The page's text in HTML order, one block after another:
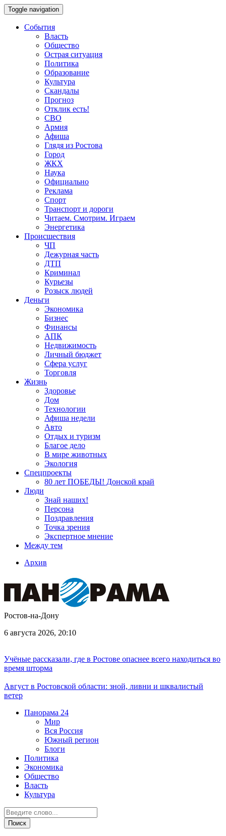
Toggle navigation
События
Власть
Общество
Острая ситуация
Политика
Образование
Культура
Скандалы
Прогноз
Отклик есть!
СВО
Армия
Афиша
Глядя из Ростова
Город
ЖКХ
Наука
Официально
Реклама
Спорт
Транспорт и дороги
Читаем. Смотрим. Играем
Энергетика
Происшествия
ЧП
Дежурная часть
ДТП
Криминал
Курьезы
Розыск людей
Деньги
Экономика
Бизнес
Финансы
АПК
Недвижимость
Личный бюджет
Сфера услуг
Торговля
Жизнь
Здоровье
Дом
Технологии
Афиша недели
Авто
Отдых и туризм
Благое дело
В мире животных
Экология
Спецпроекты
80 лет ПОБЕДЫ! Донской край
Люди
Знай наших!
Персона
Поздравления
Точка зрения
Экспертное мнение
Между тем
Архив
Ростов-на-Дону
6 августа 2026, 20:10
Учёные рассказали, где в Ростове опаснее всего находиться во
время шторма
Август в Ростовской области: зной, ливни и шквалистый
ветер
Панорама 24
Мир
Вся Россия
Южный регион
Блоги
Политика
Экономика
Общество
Власть
Культура